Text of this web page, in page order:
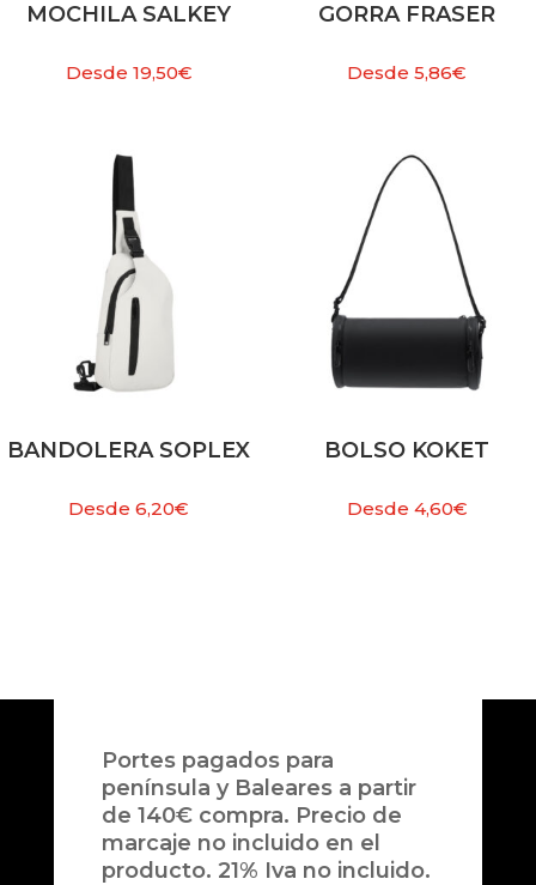
MOCHILA SALKEY
Desde 19,50€
GORRA FRASER
Desde5,86€
BANDOLERA SOPLEX
Desde6,20€
BOLSO KOKET
Desde 4,60€
Portes pagados para
península y Baleares a partir
de 140€ compra. Precio de
marcaje no incluido en el
producto. 21% Iva no incluido.